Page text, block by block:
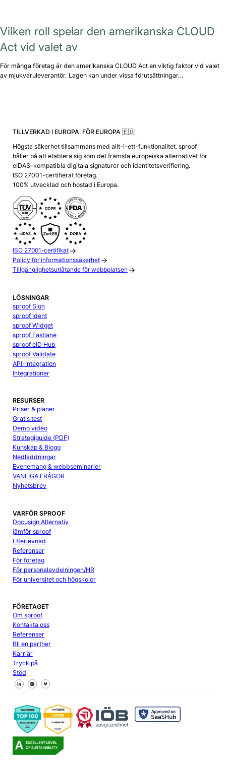
Vilken roll spelar den amerikanska CLOUD
Act vid valet av
För många företag är den amerikanska CLOUD Act en viktig faktor vid valet
av mjukvaruleverantör. Lagen kan under vissa förutsättningar…
TILLVERKAD I EUROPA. FÖR EUROPA 🇪🇺
Högsta säkerhet tillsammans med allt-i-ett-funktionalitet. sproof
håller på att etablera sig som det främsta europeiska alternativet för
eIDAS-kompatibla digitala signaturer och identitetsverifiering.
ISO 27001-certifierat företag.
100% utvecklad och hostad i Europa.
ISO 27001-certifikat
Policy för informationssäkerhet
Tillgänglighetsutlåtande för webbplatsen
LÖSNINGAR
sproof Sign
sproof Ident
sproof Widget
sproof Fastlane
sproof eID Hub
sproof Validate
API-integration
Integrationer
RESURSER
Priser & planer
Gratis test
Demo video
Strategiguide (PDF)
Kunskap & Blogg
Nedladdningar
Evenemang & webbseminarier
VANLIGA FRÅGOR
Nyhetsbrev
VARFÖR SPROOF
Docusign Alternativ
jämför sproof
Efterlevnad
Referenser
För företag
För personalavdelningen/HR
För universitet och högskolor
FÖRETAGET
Om sproof
Kontakta oss
Referenser
Bli en partner
Karriär
Tryck på
Stöd
Följ oss på Facebook
Följ oss på X
Följ oss på LinkedIn